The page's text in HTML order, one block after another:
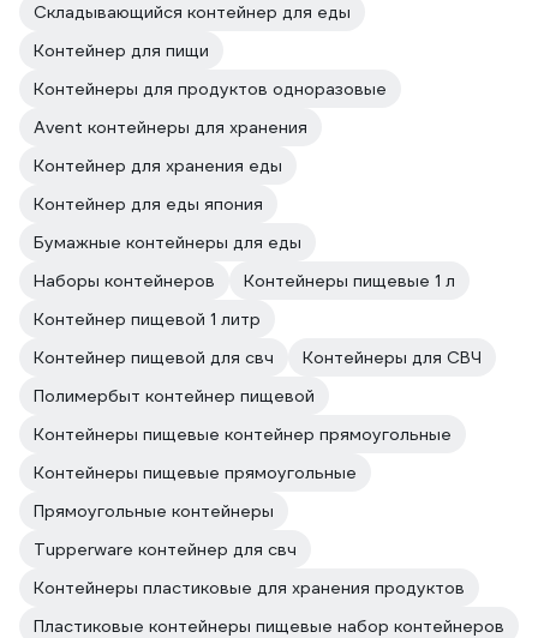
Складывающийся контейнер для еды
Контейнер для пищи
Контейнеры для продуктов одноразовые
Avent контейнеры для хранения
Контейнер для хранения еды
Контейнер для еды япония
Бумажные контейнеры для еды
Наборы контейнеров
Контейнеры пищевые 1 л
Контейнер пищевой 1 литр
Контейнер пищевой для свч
Контейнеры для СВЧ
Полимербыт контейнер пищевой
Контейнеры пищевые контейнер прямоугольные
Контейнеры пищевые прямоугольные
Прямоугольные контейнеры
Tupperware контейнер для свч
Контейнеры пластиковые для хранения продуктов
Пластиковые контейнеры пищевые набор контейнеров